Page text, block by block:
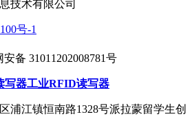
技术有限公司
号-1
备 31011202008781号
写器工业RFID读写器
浦江镇恒南路1328号派拉蒙留学生创